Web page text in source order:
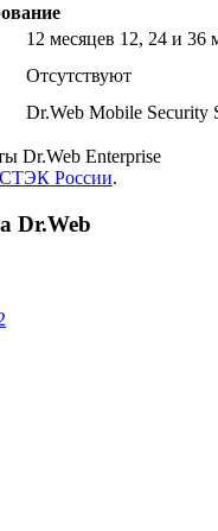
12 месяцев 12, 24 и 36
Отсутствуют
Dr.Web Mobile Security
Dr.Web Enterprise
России.
Dr.Web